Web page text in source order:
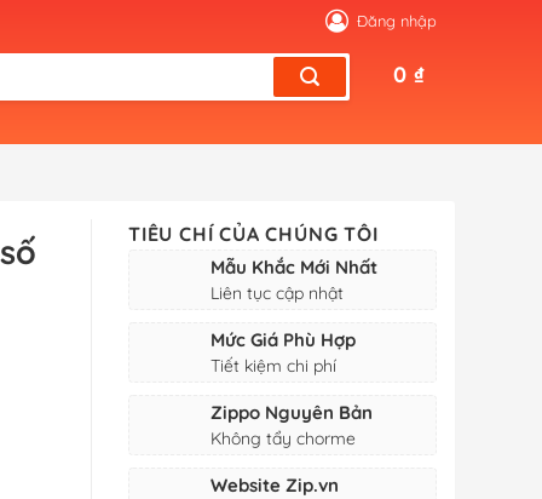
Đăng nhập
0 ₫
TIÊU CHÍ CỦA CHÚNG TÔI
Mẫu Khắc Mới Nhất
Liên tục cập nhật
Mức Giá Phù Hợp
Tiết kiệm chi phí
Zippo Nguyên Bản
Không tẩy chorme
Website Zip.vn